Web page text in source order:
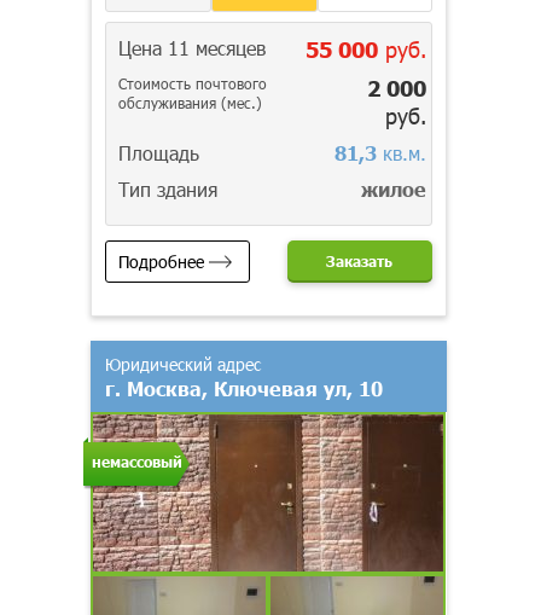
Цена 11 месяцев 55 000руб.
Стоимость почтового
обслуживания (мес.)
2 000
руб.
Площадь 81,3кв.м.
Тип здания
жилое
Подробнее Заказать
немассовый
Юридический адрес
г. Москва, Ключевая ул, 10